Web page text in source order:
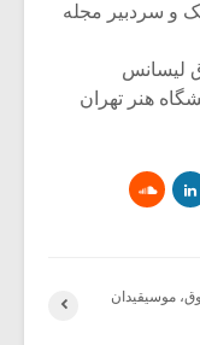
و سردبیر مجله
لیسانس
هنر تهران
موسیقیدان